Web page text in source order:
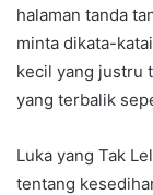
halaman tanda
minta dikata-
kecil yang justru
yang terbalik
Luka yang Tak
tentang